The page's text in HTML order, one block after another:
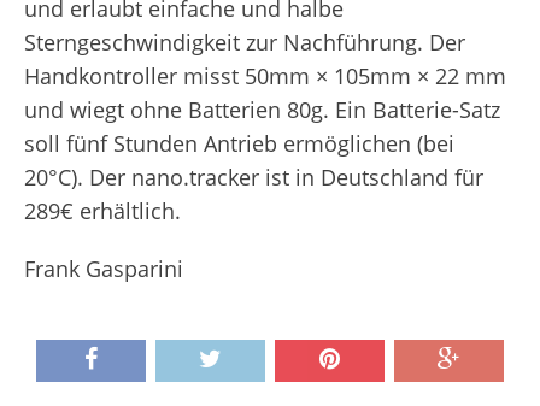
und erlaubt einfache und halbe
Sterngeschwindigkeit zur Nachführung. Der
Handkontroller misst 50mm × 105mm × 22 mm
und wiegt ohne Batterien 80g. Ein Batterie-Satz
soll fünf Stunden Antrieb ermöglichen (bei
20°C). Der nano.tracker ist in Deutschland für
289€ erhältlich.
Frank Gasparini